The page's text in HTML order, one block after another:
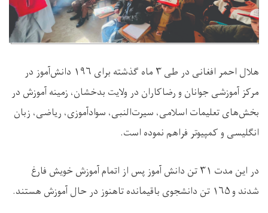
هلال احمر افغانی در طی ۳ ماه گذشته برای ۱۹۶ دانش‌آموز در
مرکز آموزشی جوانان و رضاکاران در ولایت بدخشان، زمینه آموزش در
بخش‌های تعلیمات اسلامی، سیرت‌النبی، سوادآموزی، ریاضی، زبان
انگلیسی و کمپیوتر فراهم نموده است.
در این مدت ۳۱ تن دانش آموز پس از اتمام آموزش خویش فارغ
شدند و ۱۶۵ تن دانشجوی باقیمانده تاهنوز در حال آموزش هستند.